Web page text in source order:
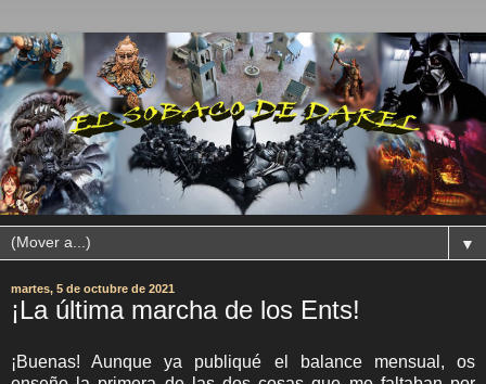
▼
martes, 5 de octubre de 2021
¡La última marcha de los Ents!
¡Buenas! Aunque ya publiqué el balance mensual, os